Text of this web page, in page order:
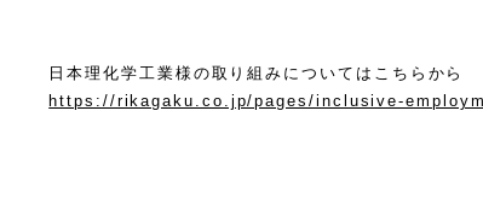
日本理化学工業様の取り組みについてはこちらから
https://rikagaku.co.jp/pages/inclusive-